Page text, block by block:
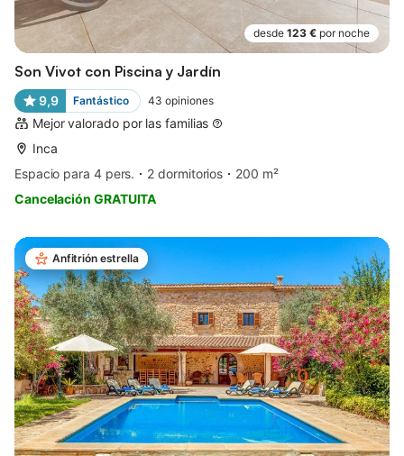
desde 123 € por noche
Son Vivot con Piscina y Jardín
9,9 Fantástico 43 opiniones
Mejor valorado por las familias
Inca
Espacio para 4 pers.
2 dormitorios
200 m²
Cancelación GRATUITA
Anfitrión estrella